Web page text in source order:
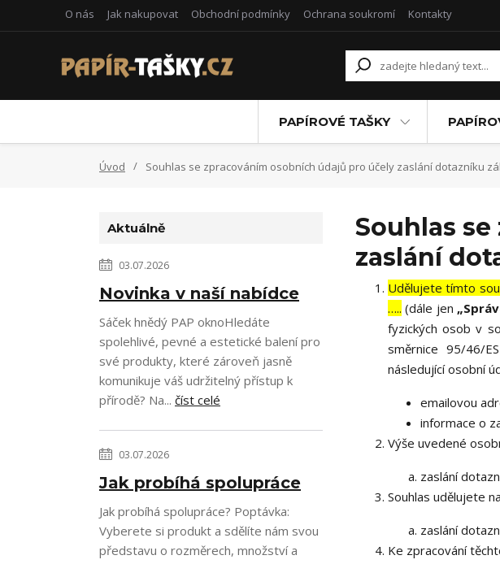
O nás Jak nakupovat Obchodní podmínky Ochrana soukromí Kontakty
PAPÍROVÉ TAŠKY
Úvod Souhlas se zpracováním osobních údajů pro účely zaslání dotazníku
Aktuálně
03.07.2026
Novinka v naší nabídce
Sáček hnědý PAP oknoHledáte
spolehlivé, pevné a estetické balení pro
své produkty, které zároveň jasně
komunikuje váš udržitelný přístup k
přírodě? Na... číst celé
03.07.2026
Jak probíhá spolupráce
Jak probíhá spolupráce? Poptávka:
Vyberete si produkt a sdělíte nám svou
představu o rozměrech, množství a
Souhlas
zaslání
Udělujete tímto
….. (dále jen
fyzických osob v
směrnice 95/46/
následující osobní
emailovou
informace o
Výše uvedené
zaslání
Souhlas udělujete
zaslání
Ke zpracování